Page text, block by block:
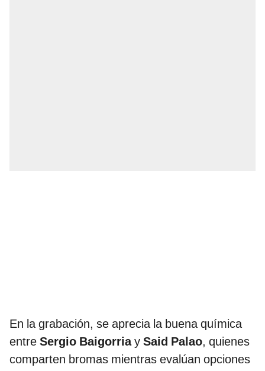
En la grabación, se aprecia la buena química
entre Sergio Baigorriay Said Palao, quienes
comparten bromas mientras evalúan opciones